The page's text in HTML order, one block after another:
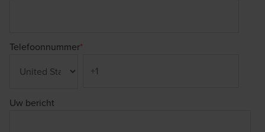
Telefoonnummer*
Uw bericht